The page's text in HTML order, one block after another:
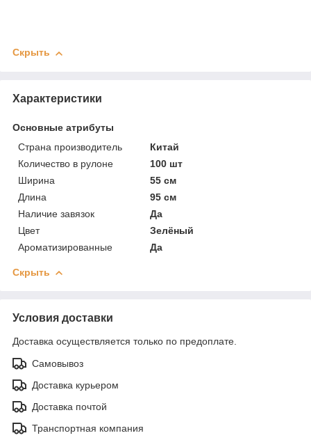
Скрыть
Характеристики
Основные атрибуты
Страна производитель
Китай
Количество в рулоне
100 шт
Ширина
55 см
Длина
95 см
Наличие завязок
Да
Цвет
Зелёный
Ароматизированные
Да
Скрыть
Условия доставки
Доставка осуществляется только по предоплате.
Самовывоз
Доставка курьером
Доставка почтой
Транспортная компания